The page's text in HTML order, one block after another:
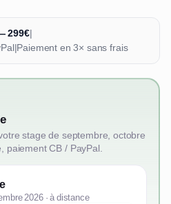
299€|
|Paiement en 3× sans frais
stage de septembre, octobre
CB / PayPal.
2026 · à distance